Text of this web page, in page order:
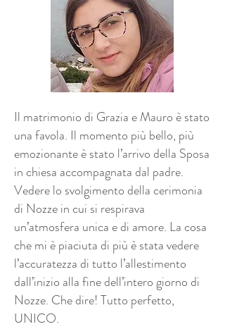
Il matrimonio di Grazia e Mauro è stato
una favola. Il momento più bello, più
emozionante è stato l’arrivo della Sposa
in chiesa accompagnata dal padre.
Vedere lo svolgimento della cerimonia
di Nozze in cui si respirava
un’atmosfera unica e di amore. La cosa
che mi è piaciuta di più è stata vedere
l’accuratezza di tutto l’allestimento
dall’inizio alla fine dell’intero giorno di
Nozze. Che dire! Tutto perfetto,
UNICO.